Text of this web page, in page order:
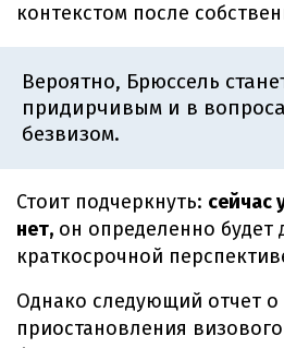
контекстом после
Вероятно, Брюссель
придирчивым и в
безвизом.
Стоит подчеркнуть: сейчас
нет, он определенно будет
краткосрочной
Однако следующий отчет о
приостановления